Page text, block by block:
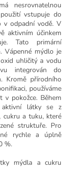
nesrovnatelnou
vstupuje do
v odpadní vodě. V
aktivním účinkem
Tato primární
Vápenné mýdlo je
uhličitý a vodu
integrován do
Kromě přírodního
používáme
pokožce. Během
aktivní látky se z
cukru a tuku, které
struktuře. Pro
rychle a úplně
%.
mýdla a cukru